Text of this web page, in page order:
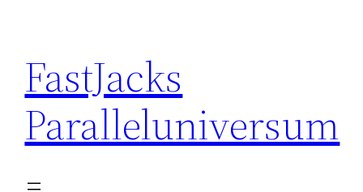
content
FastJacks
Paralleluniversum